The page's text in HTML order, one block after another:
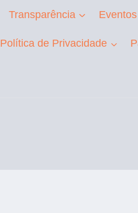
Transparência Eventos
Política de Privacidade